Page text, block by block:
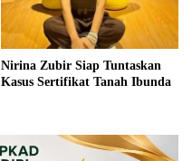
Nirina Zubir Siap Tuntaskan
Kasus Sertifikat Tanah Ibunda